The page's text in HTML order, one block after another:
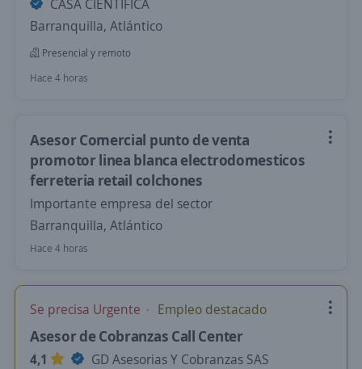
CASA CIENTIFICA
Barranquilla, Atlántico
Presencial y remoto
Hace 4 horas
Asesor Comercial punto de venta
promotor linea blanca electrodomesticos
ferreteria retail colchones
Importante empresa del sector
Barranquilla, Atlántico
Hace 4 horas
Se precisa Urgente Empleo destacado
Asesor de Cobranzas Call Center
4,1
GD Asesorias Y Cobranzas SAS